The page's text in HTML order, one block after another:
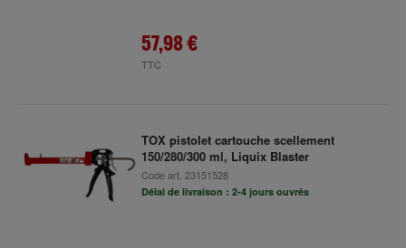
57,98 €
TTC
TOX pistolet cartouche scellement
150/280/300 ml, Liquix Blaster
Code art. 23151528
Délai de livraison : 2-4 jours ouvrés